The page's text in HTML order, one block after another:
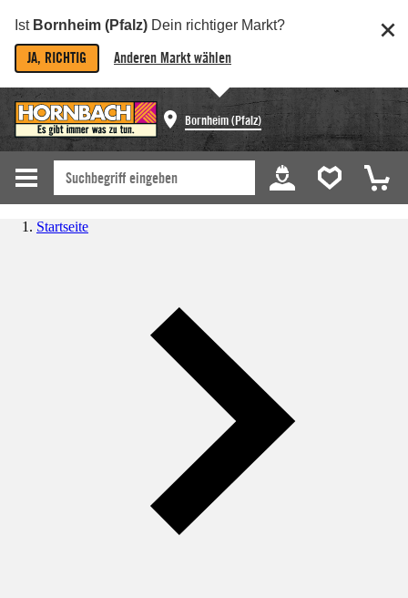
Ist Bornheim (Pfalz) Dein richtiger Markt?
JA, RICHTIG Anderen Markt wählen
Bornheim (Pfalz)
Startseite